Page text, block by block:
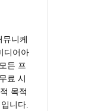
뮤니케
디어아
든 프
료 시
목적
니다.